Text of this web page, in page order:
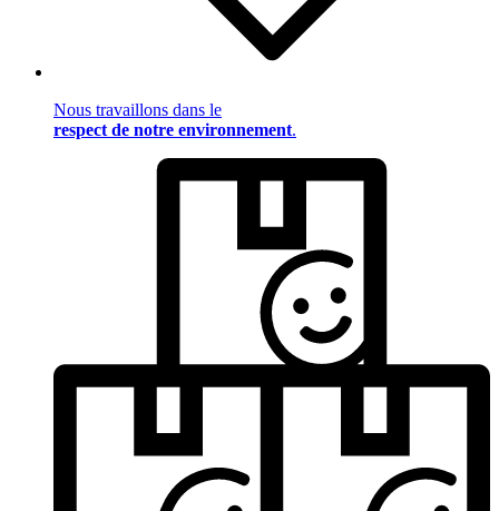
Nous travaillons dans le
respect de notre environnement.